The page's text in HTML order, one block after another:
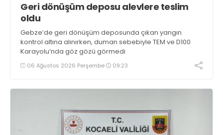
Geri dönüşüm deposu alevlere teslim
oldu
Gebze’de geri dönüşüm deposunda çıkan yangın
kontrol altına alınırken, duman sebebiyle TEM ve D100
Karayolu’nda göz gözü görmedi
06 Ağustos 2026 Perşembe 09:23